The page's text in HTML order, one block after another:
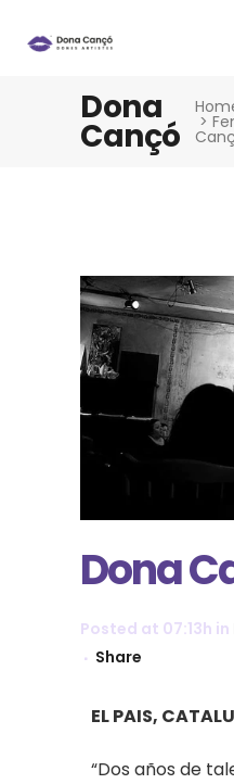
Dona
Cançó >
Dona
Posted at 07:13h in
Share
EL PAIS,
“Dos años de